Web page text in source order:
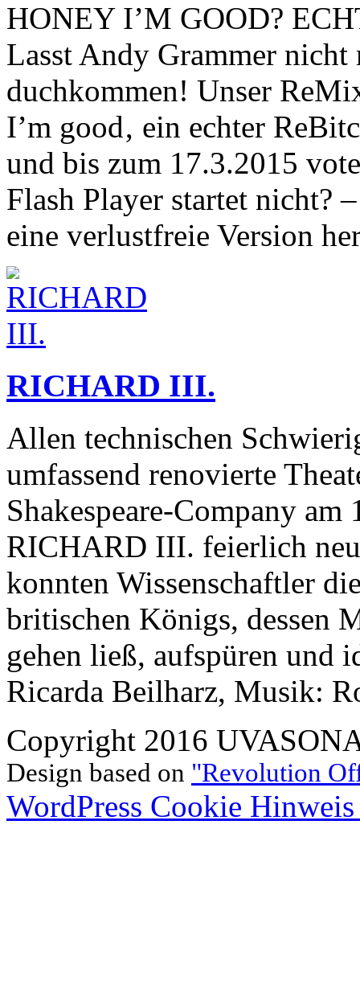
HONEY I’M GOOD?
Lasst Andy Grammer nicht
duchkommen! Unser
I’m good‚ ein echter
und bis zum 17.3.2015
Flash Player startet nicht?
eine verlustfreie Version
RICHARD III.
Allen technischen
umfassend renovierte
Shakespeare-Company
RICHARD III. feierlich
konnten Wissenschaftler
britischen Königs, dessen
gehen ließ, aufspüren und
Ricarda Beilharz, Musik:
Copyright 2016
Design based on "Revolution
WordPress Cookie